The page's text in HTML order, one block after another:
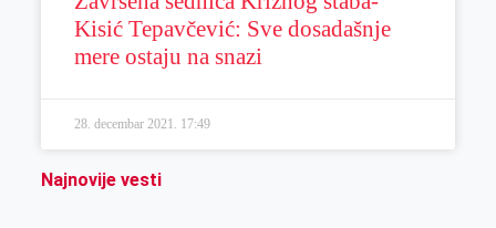
Kisić Tepavčević: Sve dosadašnje
mere ostaju na snazi
28. decembar 2021. 17:49
Najnovije vesti